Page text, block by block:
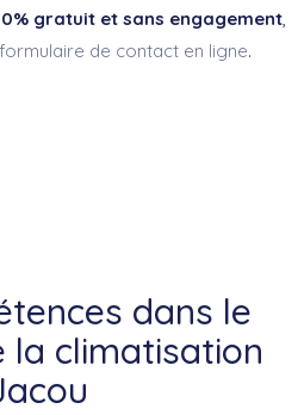
gratuit et sans engagement,
de contact en ligne.
dans le
la climatisation